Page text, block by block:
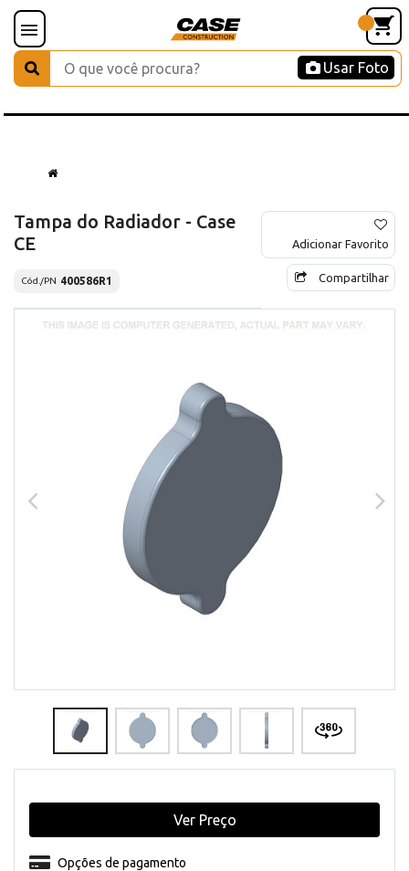
Usar Foto
Tampa do Radiador - Case
CE
Cód./PN 400586R1
Adicionar Favorito
Compartilhar
Opções de pagamento
Ver Preço